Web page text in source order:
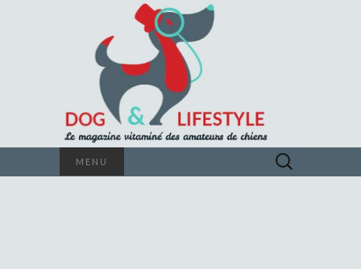
Le magazine vitaminé des amateurs de
chiens
MENU Rechercher :